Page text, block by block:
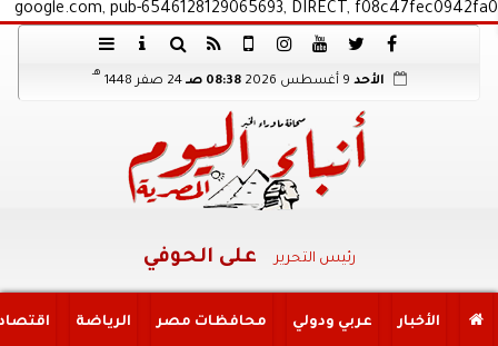
google.com, pub-6546128129065693, DIRECT, f08c47fec0942fa0
الأحد 08:38 صـ 24 صفر 1448
هـ
رئيس التحرير على الحوفي
الأخبار عربي ودولي محافظات مصر الرياضة